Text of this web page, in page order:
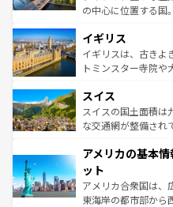
れ、フランス料理は
香り高いラベンダー
らに、パリ以外の
も豊かな歴史と文化
を参照してほしい。
の中心に位置する国
顔を持つこの国は、
ルリンの文化的活気
してライン川沿いの
は、お酒好きな人にはぜひ
ドイツ情報はコンテ
イギリス
イギリスは、古きよ
トミンスター寺院や
リアごとに異なる魅
ティー、ビール好き
戦など、本場だから
ンツ一覧を参照して
スイス
スイスの国土面積は
な交通網が整備され
の建物がそのまま残
博物館もあり、アル
ことができる。国民
者向けの交通パス提
アメリカの基本
ット
アメリカ合衆国は、
東海岸の都市部から